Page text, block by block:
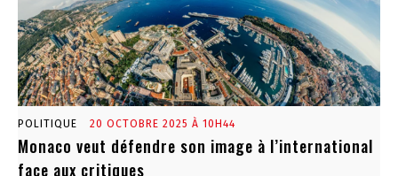
POLITIQUE 20 OCTOBRE 2025 À 10H44
Monaco veut défendre son image à l’international
face aux critiques